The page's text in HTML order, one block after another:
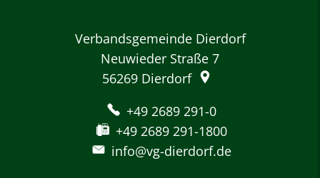
Verbandsgemeinde Dierdorf
Neuwieder Straße 7
56269 Dierdorf
+49 2689 291-0
+49 2689 291-1800
info@vg-dierdorf.de